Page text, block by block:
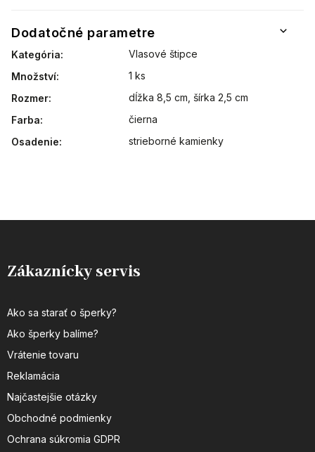
Dodatočné parametre
Kategória:
Vlasové štipce
Množství:
1 ks
Rozmer:
dĺžka 8,5 cm, šírka 2,5 cm
Farba:
čierna
Osadenie: strieborné kamienky
Zákaznícky servis
Ako sa starať o šperky?
Ako šperky balíme?
Vrátenie tovaru
Reklamácia
Najčastejšie otázky
Obchodné podmienky
Ochrana súkromia GDPR